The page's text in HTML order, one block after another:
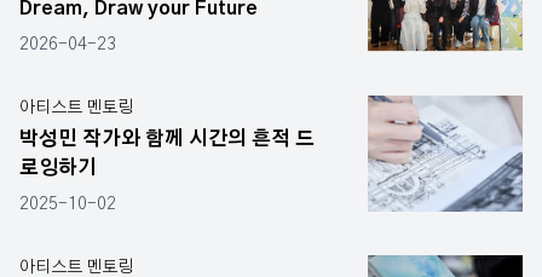
Dream, Draw your Future
2026-04-23
아티스트 멘토링
박성민 작가와 함께 시간의 흔적 드
로잉하기
2025-10-02
아티스트 멘토링